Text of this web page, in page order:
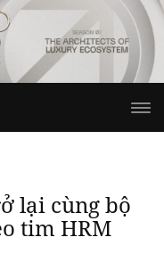
lại cùng bộ
tim HRM